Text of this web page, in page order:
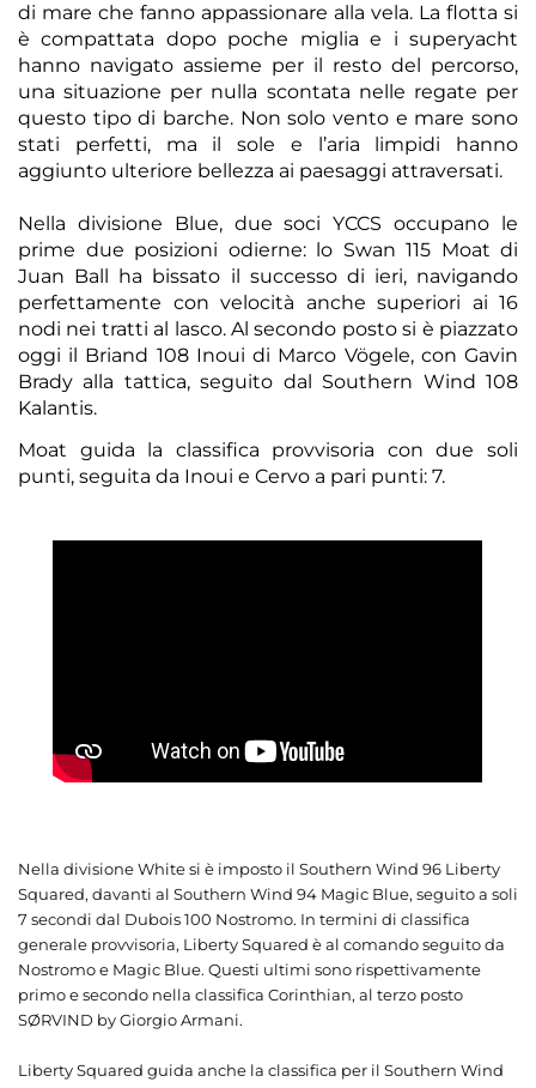
di mare che fanno appassionare alla vela. La flotta si
è compattata dopo poche miglia e i superyacht
hanno navigato assieme per il resto del percorso,
una situazione per nulla scontata nelle regate per
questo tipo di barche. Non solo vento e mare sono
stati perfetti, ma il sole e l’aria limpidi hanno
aggiunto ulteriore bellezza ai paesaggi attraversati.
Nella divisione Blue, due soci YCCS occupano le
prime due posizioni odierne: lo Swan 115 Moat di
Juan Ball ha bissato il successo di ieri, navigando
perfettamente con velocità anche superiori ai 16
nodi nei tratti al lasco. Al secondo posto si è piazzato
oggi il Briand 108 Inoui di Marco Vögele, con Gavin
Brady alla tattica, seguito dal Southern Wind 108
Kalantis.
Moat guida la classifica provvisoria con due soli
punti, seguita da Inoui e Cervo a pari punti: 7.
Nella divisione White si è imposto il Southern Wind 96 Liberty
Squared, davanti al Southern Wind 94 Magic Blue, seguito a soli
7 secondi dal Dubois 100 Nostromo. In termini di classifica
generale provvisoria, Liberty Squared è al comando seguito da
Nostromo e Magic Blue. Questi ultimi sono rispettivamente
primo e secondo nella classifica Corinthian, al terzo posto
SØRVIND by Giorgio Armani.
Liberty Squared guida anche la classifica per il Southern Wind